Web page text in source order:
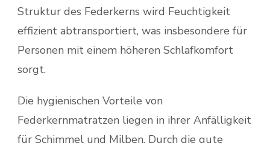
Struktur des Federkerns wird Feuchtigkeit
effizient abtransportiert, was insbesondere für
Personen mit einem höheren Schlafkomfort
sorgt.
Die hygienischen Vorteile von
Federkernmatratzen liegen in ihrer Anfälligkeit
für Schimmel und Milben. Durch die gute